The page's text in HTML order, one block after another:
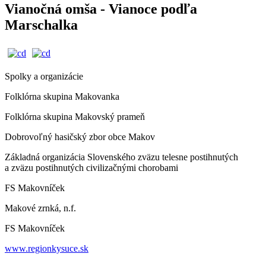
Vianočná omša - Vianoce podľa
Marschalka
Spolky a organizácie
Folklórna skupina Makovanka
Folklórna skupina Makovský prameň
Dobrovoľný hasičský zbor obce Makov
Základná organizácia Slovenského zväzu telesne postihnutých
a zväzu postihnutých civilizačnými chorobami
FS Makovníček
Makové zrnká, n.f.
FS Makovníček
www.regionkysuce.sk